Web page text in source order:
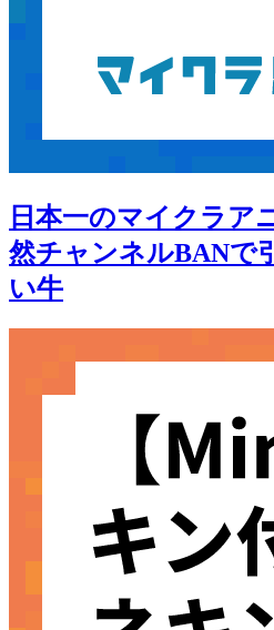
日本一のマイクラア
然チャンネルBANで
い牛